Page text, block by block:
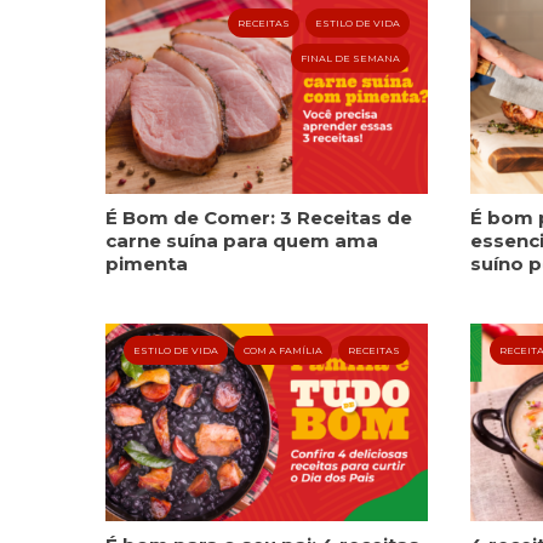
RECEITAS ESTILO DE VIDA
FINAL DE SEMANA
É Bom de Comer: 3 Receitas de
carne suína para quem ama
pimenta
É bom
suíno
ESTILO DE VIDA COM A FAMÍLIA RECEITAS